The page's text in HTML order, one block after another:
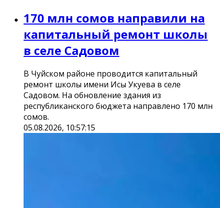
170 млн сомов направили на
капитальный ремонт школы
в селе Садовом
В Чуйском районе проводится капитальный
ремонт школы имени Исы Укуева в селе
Садовом. На обновление здания из
республиканского бюджета направлено 170 млн
сомов.
05.08.2026, 10:57:15